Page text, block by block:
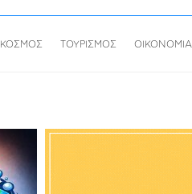
ΚΟΣΜΟΣ ΤΟΥΡΙΣΜΟΣ ΟΙΚΟΝΟΜΙΑ